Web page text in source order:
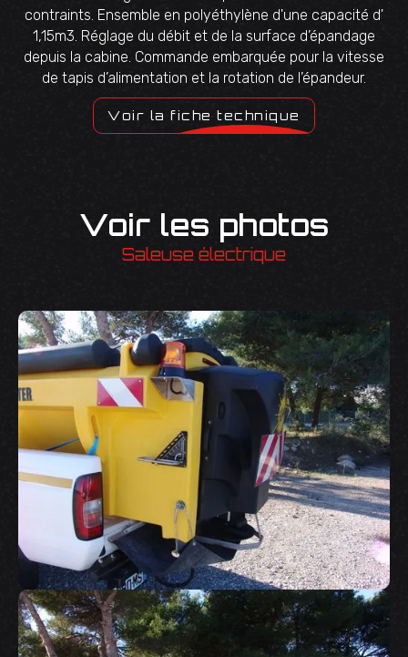
contraints. Ensemble en polyéthylène d'une capacité d'
1,15m3. Réglage du débit et de la surface d’épandage
depuis la cabine. Commande embarquée pour la vitesse
de tapis d’alimentation et la rotation de l’épandeur.
Voir la fiche technique
Voir les photos
Saleuse électrique